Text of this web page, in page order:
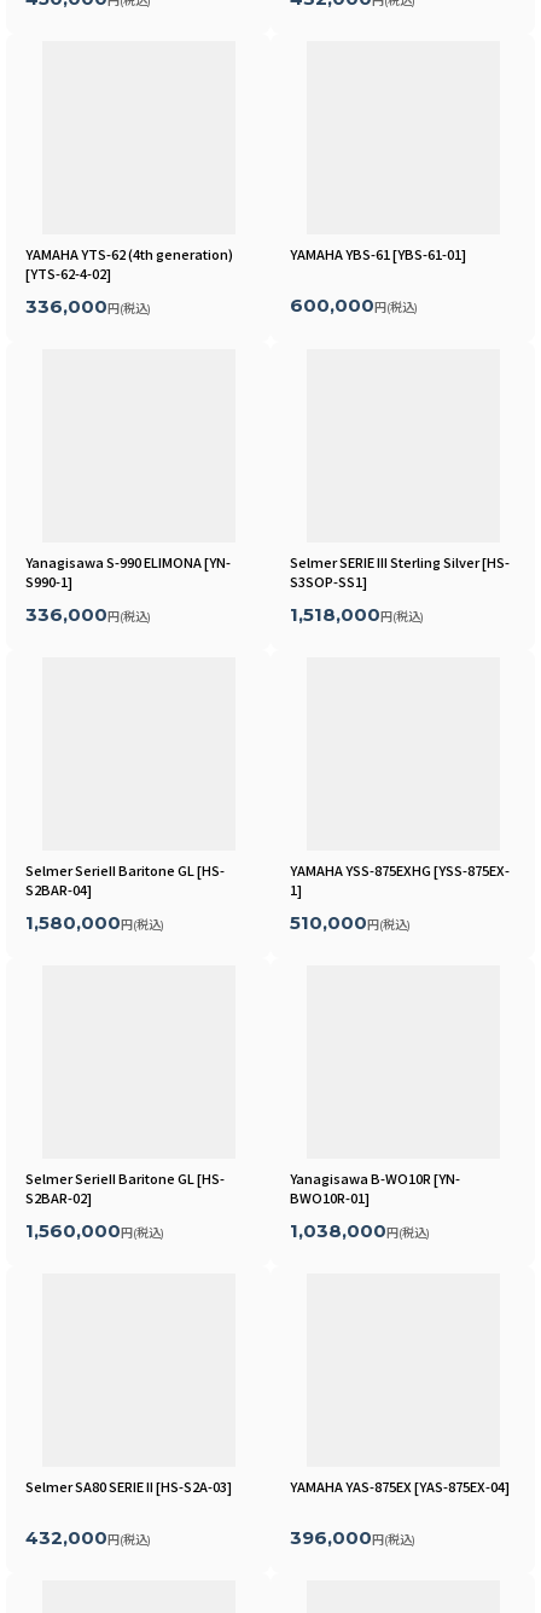
YAMAHA YTS-62 (4th generation)
[YTS-62-4-02]
336,000円(税込)
YAMAHA YBS-61 [YBS-61-01]
600,000円(税込)
Yanagisawa S-990 ELIMONA[YN-
S990-1]
336,000円(税込)
Selmer SERIE III Sterling Silver[HS-
S3SOP-SS1]
1,518,000円(税込)
Selmer SerieII Baritone GL [HS-
S2BAR-04]
1,580,000円(税込)
YAMAHA YSS-875EXHG[YSS-875EX-
1]
510,000円(税込)
Selmer SerieII Baritone GL [HS-
S2BAR-02]
1,560,000円(税込)
Yanagisawa B-WO10R[YN-
BWO10R-01]
1,038,000円(税込)
Selmer SA80 SERIE II[HS-S2A-03]
432,000円(税込)
YAMAHA YAS-875EX[YAS-875EX-04]
396,000円(税込)